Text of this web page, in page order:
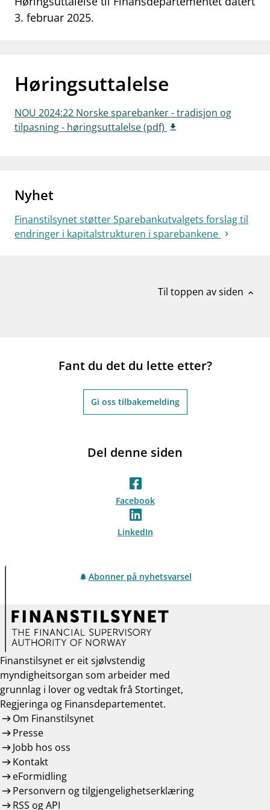
work_outlineJobb hos oss
3. februar 2025.
Høringsuttalelse
NOU 2024:22 Norske sparebanker - tradisjon og
tilpasning - høringsuttalelse (pdf)
Nyhet
Finanstilsynet støtter Sparebankutvalgets forslag til
endringer i kapitalstrukturen i sparebankene
Til toppen av siden expand_less
Fant du det du lette etter?
Gi oss tilbakemelding
Del denne siden
Facebook
LinkedIn
Abonner på nyhetsvarsel
Finanstilsynet er eit sjølvstendig
myndigheitsorgan som arbeider med
grunnlag i lover og vedtak frå Stortinget,
Regjeringa og Finansdepartementet.
Om Finanstilsynet
Presse
Jobb hos oss
Kontakt
eFormidling
Personvern og tilgjengelighetserklæring
RSS og API